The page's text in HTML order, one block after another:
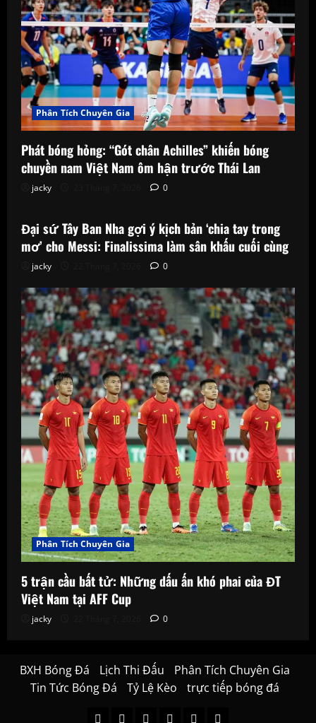
Phân Tích Chuyên Gia
Phát bóng hỏng: “Gót chân Achilles” khiến bóng
chuyền nam Việt Nam ôm hận trước Thái Lan
jacky 0
Phân Tích Chuyên Gia
Đại sứ Tây Ban Nha gợi ý kịch bản ‘chia tay trong
mơ’ cho Messi: Finalissima làm sân khấu cuối cùng
jacky 0
Phân Tích Chuyên Gia
5 trận cầu bất tử: Những dấu ấn khó phai của ĐT
Việt Nam tại AFF Cup
jacky 0
BXH Bóng Đá Lịch Thi Đấu
Phân Tích Chuyên Gia
Tin Tức Bóng Đá
Tỷ Lệ Kèo trực tiếp bóng đá
BXHLịch Phân Tin Tỷ trực